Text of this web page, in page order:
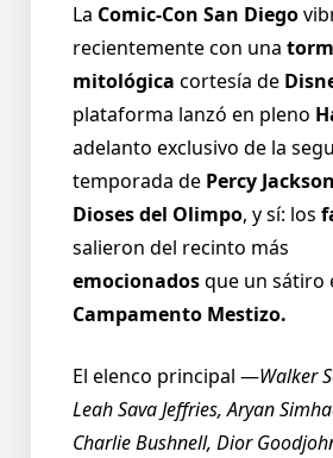
La Comic-Con San Diego
recientemente con una
mitológica cortesía de
plataforma lanzó en pleno
adelanto exclusivo de la
temporada de Percy Jackson
Dioses del Olimpo, y sí: los
salieron del recinto más
emocionadosque un sátiro
Campamento Mestizo.
El elenco principal —Walker
Leah Sava Jeffries, Aryan
Charlie Bushnell, Dior